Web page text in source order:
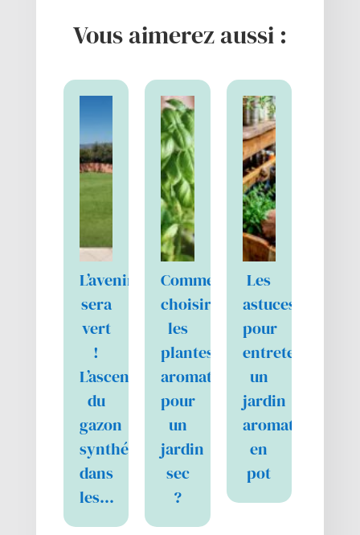
Vous aimerez aussi :
L’avenir
sera
vert
!
L’ascension
du
gazon
synthétique
dans
les…
Comment
choisir
les
plantes
aromatiques
pour
un
jardin
sec
?
Les
astuces
pour
entretenir
un
jardin
aromatique
en
pot